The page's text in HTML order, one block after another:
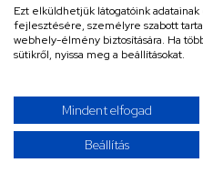
Ezt elküldhetjük látogatóink
fejlesztésére, személyre szabott
webhely-élmény biztosítására. Ha
sütikről, nyissa meg a beállításokat.
Mindent elfogad
Beállítás
Espresso üvegedény tető,
n/a•Cikkszám: KIO209
Elérhető lesz: 1 héten belül